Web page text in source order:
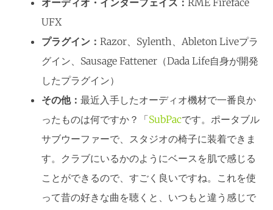
オーディオ・インターフェイス： RME Fireface
UFX
プラグイン： Razor、Sylenth、Ableton Liveプラ
グイン、Sausage Fattener（Dada Life自身が開発
したプラグイン）
その他： 最近入手したオーディオ機材で一番良か
ったものは何ですか？「SubPacです。ポータブル
サブウーファーで、スタジオの椅子に装着できま
す。クラブにいるかのようにベースを肌で感じる
ことができるので、すごく良いですね。これを使
って昔の好きな曲を聴くと、いつもと違う感じで